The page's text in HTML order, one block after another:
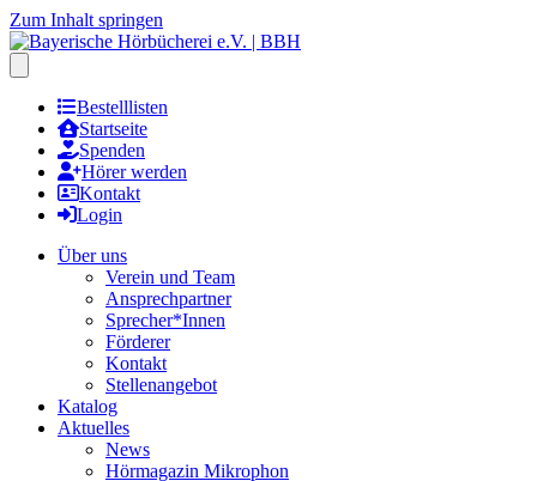
Zum Inhalt springen
Bestelllisten
Startseite
Spenden
Hörer werden
Kontakt
Login
Über uns
Verein und Team
Ansprechpartner
Sprecher*Innen
Förderer
Kontakt
Stellenangebot
Katalog
Aktuelles
News
Hörmagazin Mikrophon